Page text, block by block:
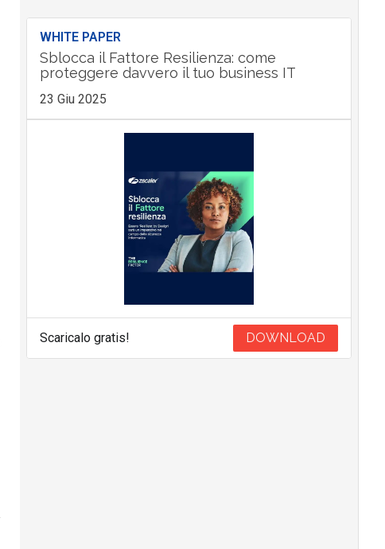
WHITE PAPER
Sblocca il Fattore Resilienza: come
proteggere davvero il tuo business IT
23 Giu 2025
Scaricalo gratis! DOWNLOAD